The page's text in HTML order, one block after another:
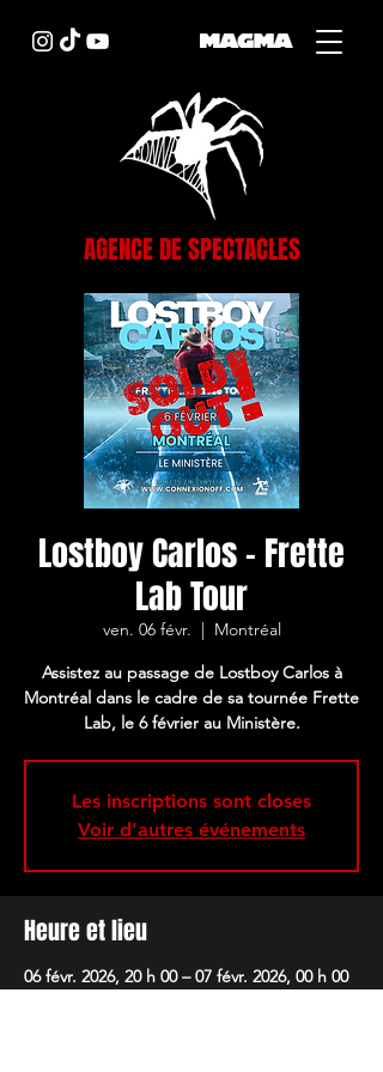
AGENCE DE SPECTACLES
Lostboy Carlos - Frette
Lab Tour
ven. 06 févr.
  |
Montréal
Assistez au passage de Lostboy Carlos à
Montréal dans le cadre de sa tournée Frette
Lab, le 6 février au Ministère.
Les inscriptions sont closes
Voir d'autres événements
Heure et lieu
06 févr. 2026, 20 h 00 – 07 févr. 2026, 00 h 00